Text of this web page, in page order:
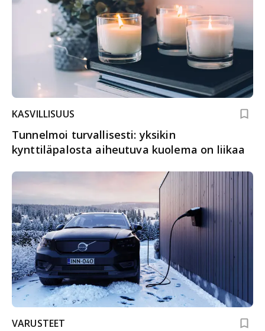
KASVILLISUUS
Tunnelmoi turvallisesti: yksikin
kynttiläpalosta aiheutuva kuolema on liikaa
VARUSTEET